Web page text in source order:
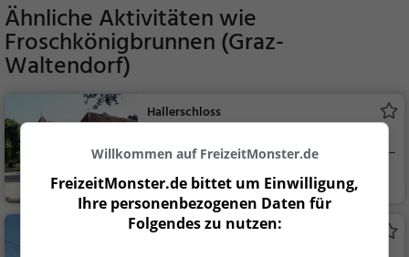
Ähnliche Aktivitäten wie
Froschkönigbrunnen (Graz-
Waltendorf)
Hallerschloss
Graz, Österreich
Familie & Kinder,
Sehenswürdigkeit
Heilandskirche
Willkommen auf FreizeitMonster.de
FreizeitMonster.de bittet um Einwilligung,
Ihre personenbezogenen Daten für
Folgendes zu nutzen: